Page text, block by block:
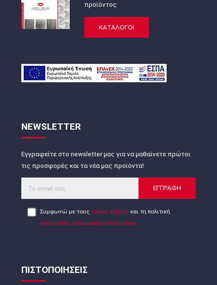
προϊόντος
ΚΑΤΑΛΟΓΟΙ
NEWSLETTER
Εγγραφείτε στο newsletter μας για να μαθαίνετε πρώτοι
τις προσφορές και τα νέα μας προϊόντα!
ΕΓΓΡΑΦΗ
Συμφωνώ με τους όρους χρήσης και τη πολιτική
προστασίας προσωπικών δεδομένων
ΠΙΣΤΟΠΟΙΗΣΕΙΣ